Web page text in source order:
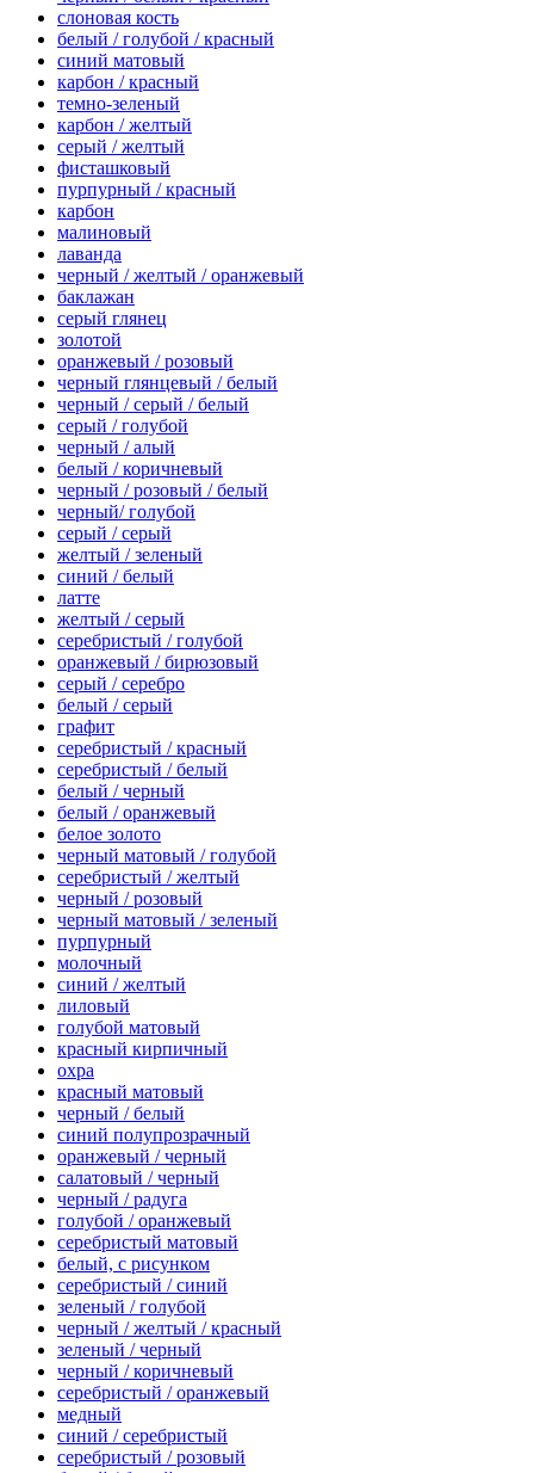
слоновая кость
белый / голубой / красный
синий матовый
карбон / красный
темно-зеленый
карбон / желтый
серый / желтый
фисташковый
пурпурный / красный
карбон
малиновый
лаванда
черный / желтый / оранжевый
баклажан
серый глянец
золотой
оранжевый / розовый
черный глянцевый / белый
черный / серый / белый
серый / голубой
черный / алый
белый / коричневый
черный / розовый / белый
черный/ голубой
серый / серый
желтый / зеленый
синий / белый
латте
желтый / серый
серебристый / голубой
оранжевый / бирюзовый
серый / серебро
белый / серый
графит
серебристый / красный
серебристый / белый
белый / черный
белый / оранжевый
белое золото
черный матовый / голубой
серебристый / желтый
черный / розовый
черный матовый / зеленый
пурпурный
молочный
синий / желтый
лиловый
голубой матовый
красный кирпичный
охра
красный матовый
черный / белый
синий полупрозрачный
оранжевый / черный
салатовый / черный
черный / радуга
голубой / оранжевый
серебристый матовый
белый, с рисунком
серебристый / синий
зеленый / голубой
черный / желтый / красный
зеленый / черный
черный / коричневый
серебристый / оранжевый
медный
синий / серебристый
серебристый / розовый